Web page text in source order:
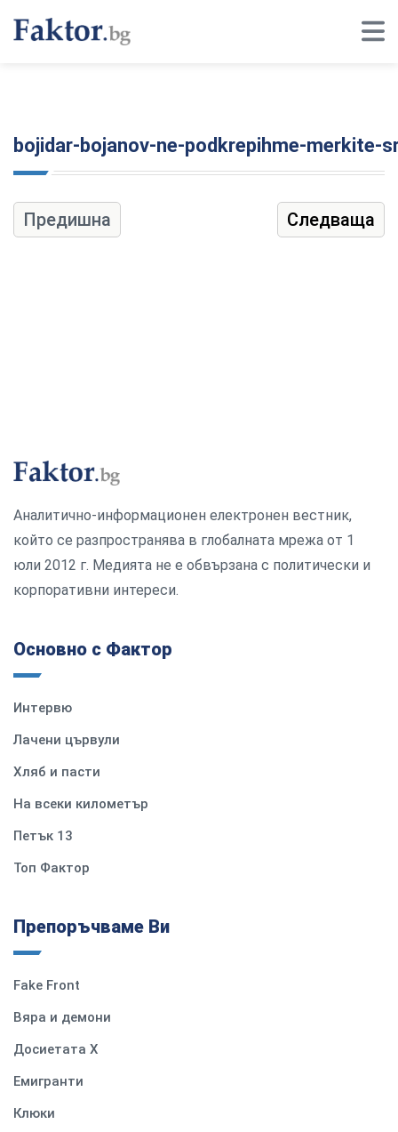
bojidar-bojanov-ne-podkrepihme-
Предишна Следваща
Аналитично-информационен електронен вестник,
който се разпространява в глобалната мрежа от 1
юли 2012 г. Медията не е обвързана с политически и
корпоративни интереси.
Основно с Фактор
Интервю
Лачени цървули
Хляб и пасти
На всеки километър
Петък 13
Топ Фактор
Препоръчваме Ви
Fake Front
Вяра и демони
Досиетата Х
Емигранти
Клюки